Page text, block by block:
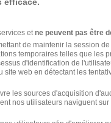
service de
et ne peuvent pas être
de maintenir la session
temporaires telles que les
d'identification de
web en détectant les
les sources d'acquisition
nos utilisateurs naviguent sur